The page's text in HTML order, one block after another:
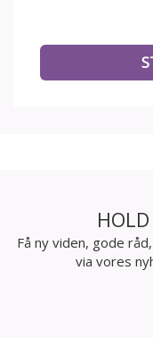
Få ny viden, gode
via vores